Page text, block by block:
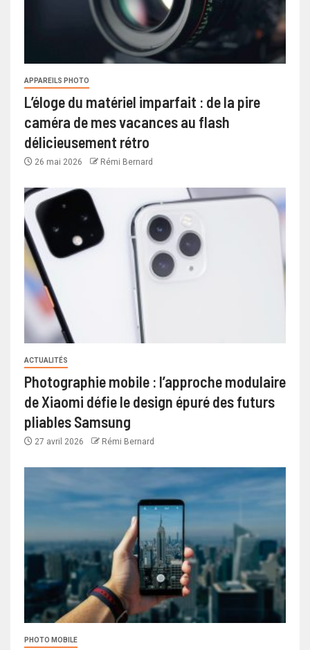
APPAREILS PHOTO
L’éloge du matériel imparfait : de la pire
caméra de mes vacances au flash
délicieusement rétro
26 mai 2026 Rémi Bernard
ACTUALITÉS
Photographie mobile : l’approche modulaire
de Xiaomi défie le design épuré des futurs
pliables Samsung
27 avril 2026 Rémi Bernard
PHOTO MOBILE